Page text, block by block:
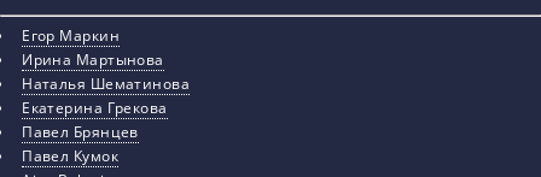
Егор Маркин
Ирина Мартынова
Наталья Шематинова
Екатерина Грекова
Павел Брянцев
Павел Кумок